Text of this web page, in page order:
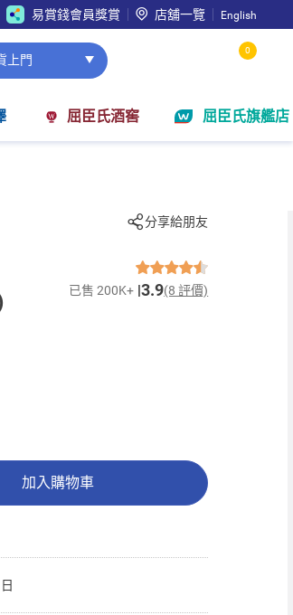
易賞錢會員獎賞 店舖一覽 English
上門
0
屈臣氏酒窖 屈臣氏旗艦店
分享給朋友
已售 200K+ 3.9(8 評價)
加入購物車